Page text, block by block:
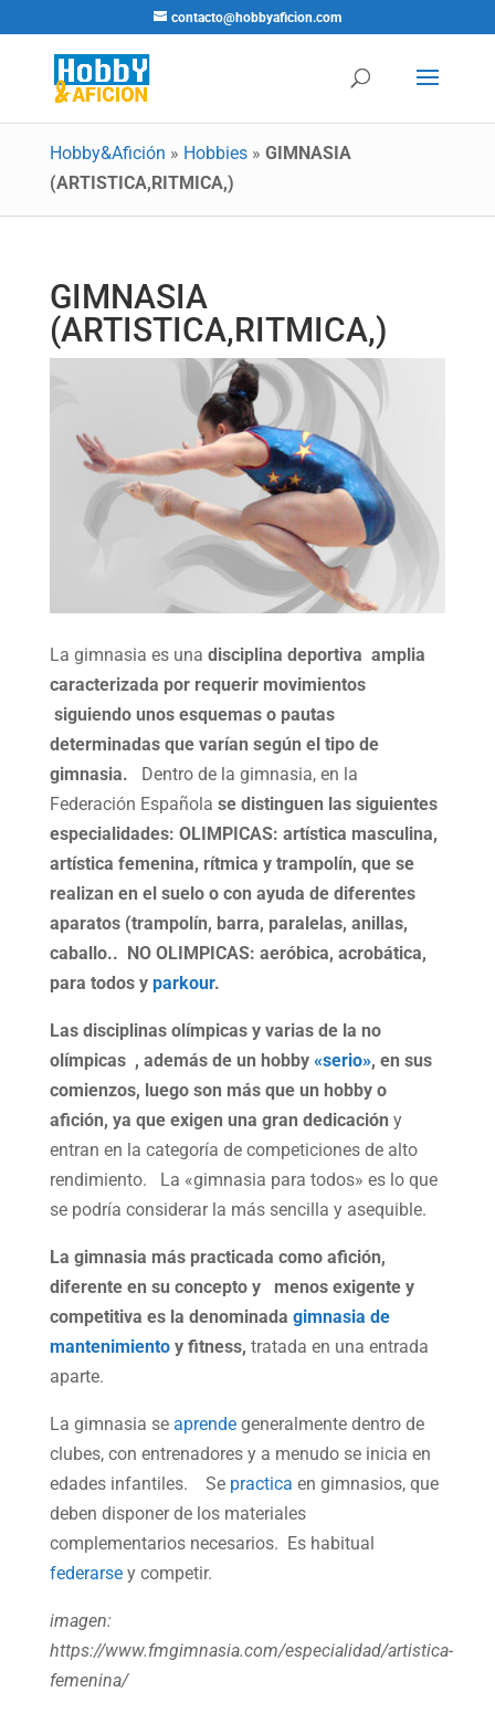
contacto@hobbyaficion.com
Hobby&Afición » Hobbies» GIMNASIA
(ARTISTICA,RITMICA,)
GIMNASIA
(ARTISTICA,RITMICA,)
La gimnasia es una disciplina deportiva amplia
caracterizada por requerir movimientos
siguiendo unos esquemas o pautas
determinadas que varían según el tipo de
gimnasia.
Dentro de la gimnasia, en la
Federación Española se distinguen las siguientes
especialidades: OLIMPICAS: artística masculina,
artística femenina, rítmica y trampolín, que se
realizan en el suelo o con ayuda de diferentes
aparatos (trampolín, barra, paralelas, anillas,
caballo.. NO OLIMPICAS: aeróbica, acrobática,
para todos y parkour.
Las disciplinas olímpicas y varias de la no
olímpicas , además de un hobby «serio», en sus
comienzos, luego son más que un hobby o
afición, ya que exigen una gran dedicación y
entran en la categoría de competiciones de alto
rendimiento. La «gimnasia para todos» es lo que
se podría considerar la más sencilla y asequible.
La gimnasia más practicada como afición,
diferente en su concepto y menos exigente y
competitiva es la denominada gimnasia de
mantenimientoy fitness, tratada en una entrada
aparte.
La gimnasia se aprendegeneralmente dentro de
clubes, con entrenadores y a menudo se inicia en
edades infantiles. Se practica en gimnasios, que
deben disponer de los materiales
complementarios necesarios. Es habitual
federarsey competir.
imagen:
https://www.fmgimnasia.com/especialidad/artistica-
femenina/